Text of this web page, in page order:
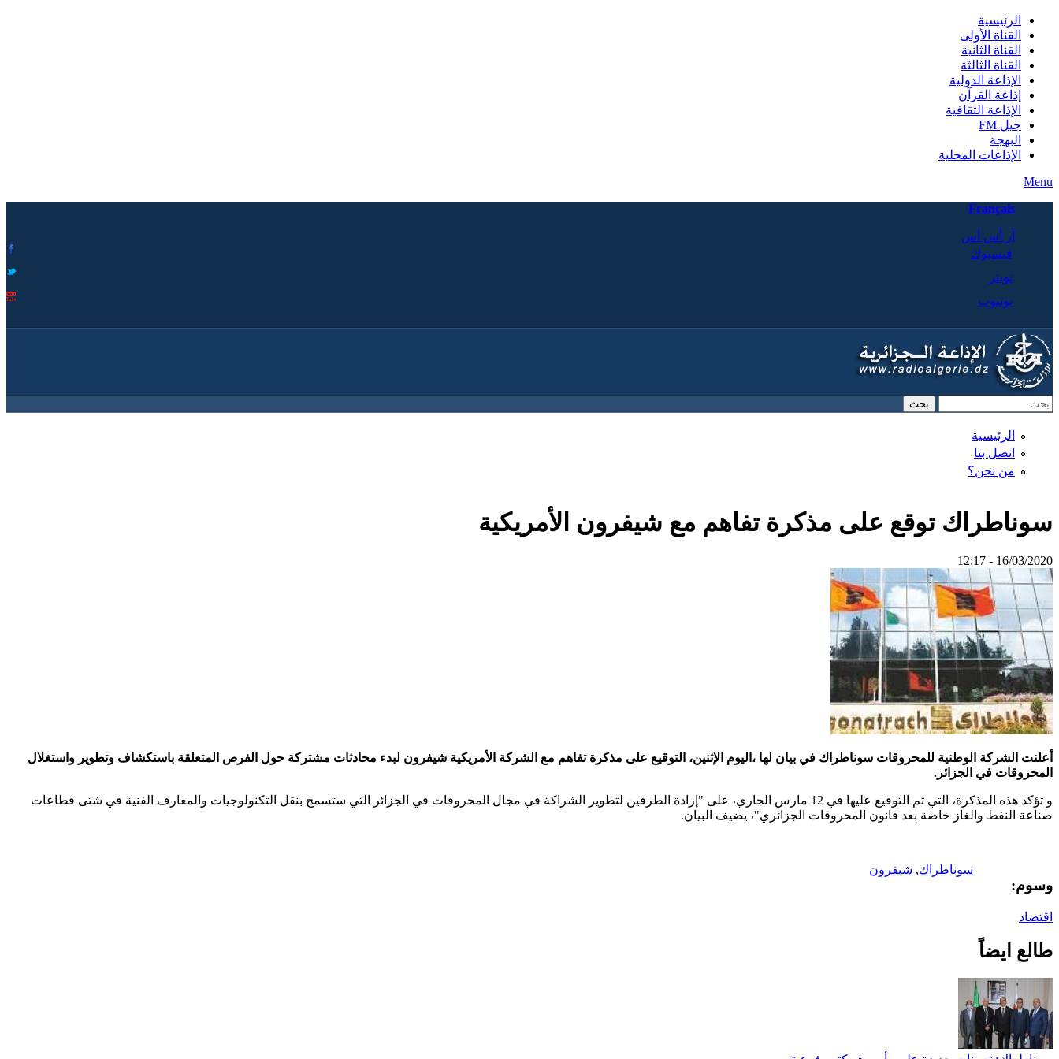
الرئيسية
القناة الأولى
القناة الثانية
القناة الثالثة
الإذاعة الدولية
إذاعة القرآن
الإذاعة الثقافية
جيل FM
البهجة
الإذاعات المحلية
Menu
Français
آر أس أس
فيسبوك
تويتر
يوتيوب
‏بحث ‏
الرئيسية
اتصل بنا
من نحن؟
سوناطراك توقع على مذكرة تفاهم مع شيفرون الأمريكية
16/03/2020 - 12:17
أعلنت الشركة الوطنية للمحروقات سوناطراك في بيان لها ،اليوم الإثنين، التوقيع على مذكرة تفاهم مع الشركة الأمريكية شيفرون لبدء محادثات مشتركة حول الفرص المتعلقة باستكشاف وتطوير واستغلال
المحروقات في الجزائر .
و تؤكد هذه المذكرة، التي تم التوقيع عليها في 12 مارس الجاري، على "إرادة الطرفين لتطوير الشراكة في مجال المحروقات في الجزائر التي ستسمح بنقل التكنولوجيات والمعارف الفنية في شتى قطاعات
صناعة النفط والغاز خاصة بعد قانون المحروقات الجزائري"، يضيف البيان.
وسوم:
سوناطراك, شيفرون
اقتصاد
طالع ايضاً